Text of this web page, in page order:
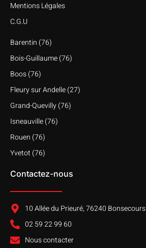
Mentions Légales
C.G.U
Barentin (76)
Bois-Guillaume (76)
Boos (76)
Fleury sur Andelle (27)
Grand-Quevilly (76)
Isneauville (76)
Rouen (76)
Yvetot (76)
Contactez-nous
10 Allée du Prieuré, 76240 Bonsecours
02 59 22 99 60
Nous contacter